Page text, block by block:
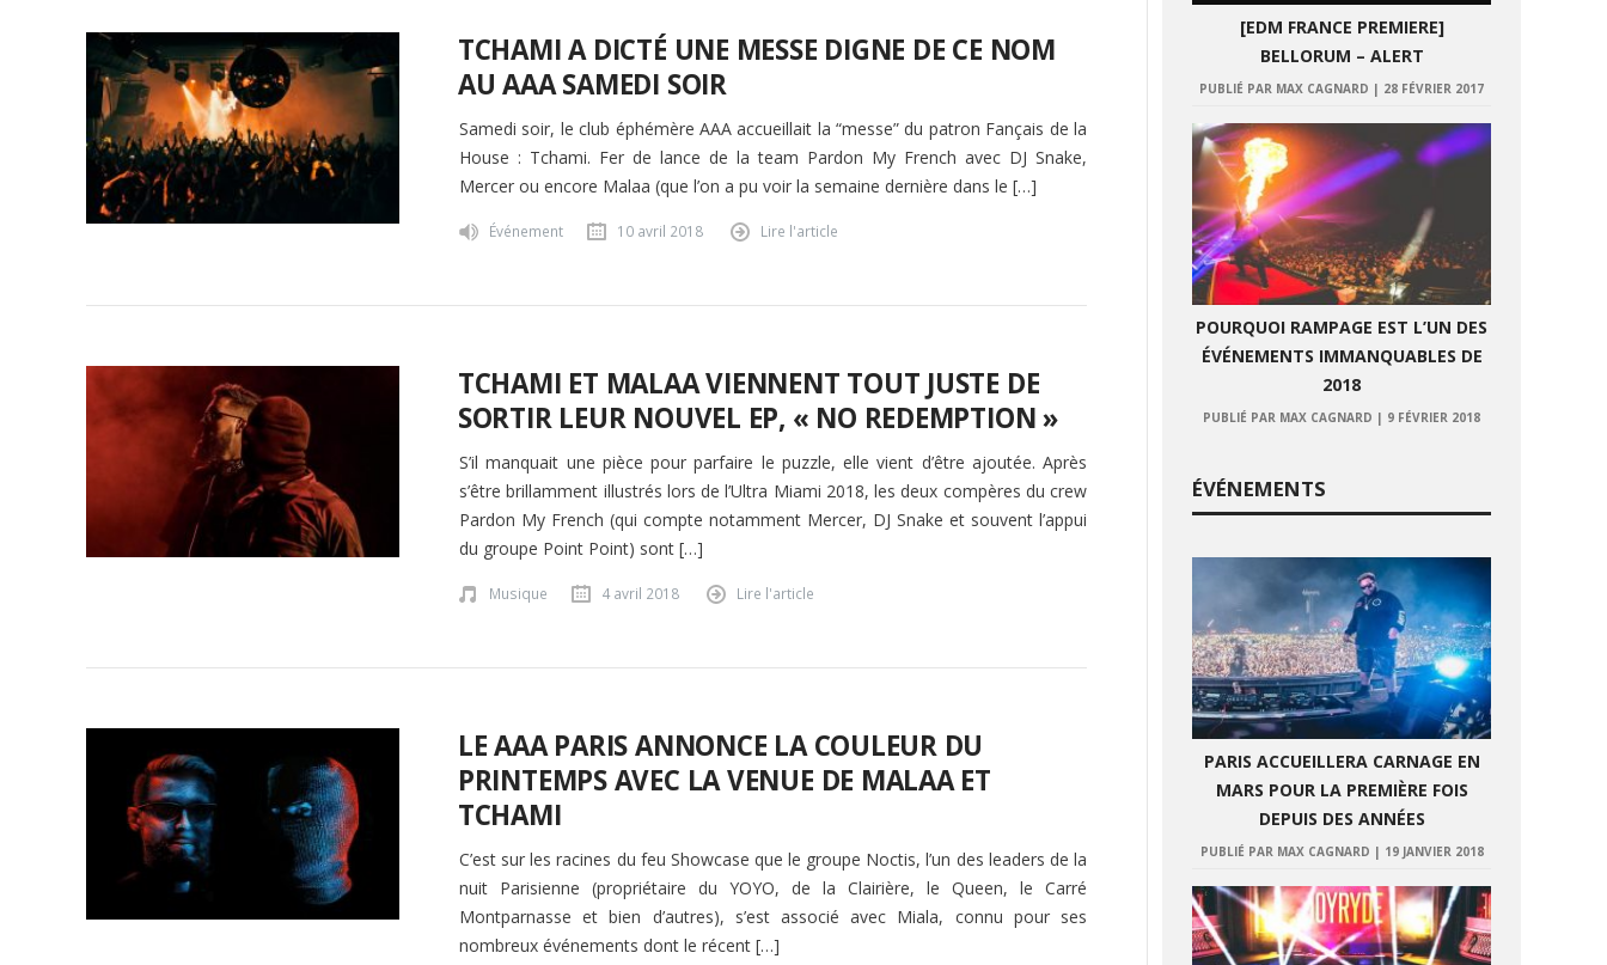
TCHAMI A DICTÉ UNE MESSE DIGNE DE CE NOM
AU AAA SAMEDI SOIR
Samedi soir, le club éphémère AAA accueillait la “messe” du patron Fançais de la
House : Tchami. Fer de lance de la team Pardon My French avec DJ Snake,
Mercer ou encore Malaa (que l’on a pu voir la semaine dernière dans le […]
Événement 10 avril 2018 Lire l'article
TCHAMI ET MALAA VIENNENT TOUT JUSTE DE
SORTIR LEUR NOUVEL EP, « NO REDEMPTION »
S’il manquait une pièce pour parfaire le puzzle, elle vient d’être ajoutée. Après
s’être brillamment illustrés lors de l’Ultra Miami 2018, les deux compères du crew
Pardon My French (qui compte notamment Mercer, DJ Snake et souvent l’appui
du groupe Point Point) sont […]
Musique 4 avril 2018 Lire l'article
LE AAA PARIS ANNONCE LA COULEUR DU
PRINTEMPS AVEC LA VENUE DE MALAA ET
TCHAMI
C’est sur les racines du feu Showcase que le groupe Noctis, l’un des leaders de la
nuit Parisienne (propriétaire du YOYO, de la Clairière, le Queen, le Carré
Montparnasse et bien d’autres), s’est associé avec Miala, connu pour ses
nombreux événements dont le récent […]
[EDM FRANCE PREMIERE]
BELLORUM – ALERT
PUBLIÉ PAR MAX CAGNARD | 28 FÉVRIER 2017
POURQUOI RAMPAGE EST L’UN DES
ÉVÉNEMENTS IMMANQUABLES DE
2018
PUBLIÉ PAR MAX CAGNARD | 9 FÉVRIER 2018
ÉVÉNEMENTS
PARIS ACCUEILLERA CARNAGE EN
MARS POUR LA PREMIÈRE FOIS
DEPUIS DES ANNÉES
PUBLIÉ PAR MAX CAGNARD | 19 JANVIER 2018